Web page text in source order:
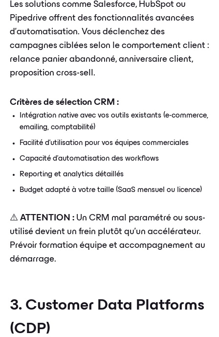
Les solutions comme Salesforce, HubSpot ou
Pipedrive offrent des fonctionnalités avancées
d'automatisation. Vous déclenchez des
campagnes ciblées selon le comportement client :
relance panier abandonné, anniversaire client,
proposition cross-sell.
Critères de sélection CRM :
Intégration native avec vos outils existants (e-commerce,
emailing, comptabilité)
Facilité d'utilisation pour vos équipes commerciales
Capacité d'automatisation des workflows
Reporting et analytics détaillés
Budget adapté à votre taille (SaaS mensuel ou licence)
⚠️ ATTENTION : Un CRM mal paramétré ou sous-
utilisé devient un frein plutôt qu'un accélérateur.
Prévoir formation équipe et accompagnement au
démarrage.
3. Customer Data Platforms
(CDP)